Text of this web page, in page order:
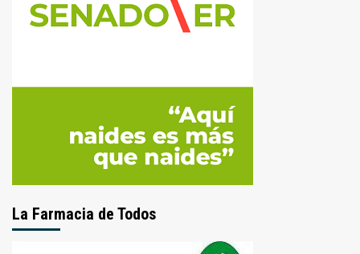
La Farmacia de Todos